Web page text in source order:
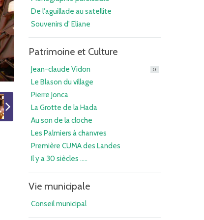
De l'aguillade au satellite
Souvenirs d' Eliane
Patrimoine et Culture
Jean-claude Vidon 0
Le Blason du village
Pierre Jonca
La Grotte de la Hada
Au son de la cloche
Les Palmiers à chanvres
Première CUMA des Landes
Il y a 30 siècles .....
Vie municipale
Conseil municipal